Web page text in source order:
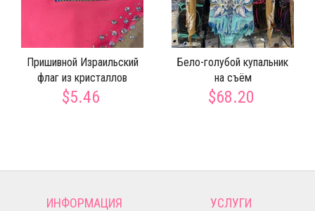
Пришивной Израильский
флаг из кристаллов
$5.46
Бело-голубой купальник
на съём
$68.20
ИНФОРМАЦИЯ УСЛУГИ